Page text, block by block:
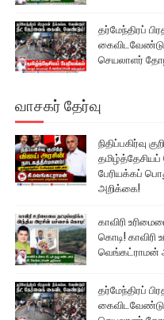
தர்மேந்திரப்
செயலாளர்
வாசகர் தேர்வு
நிதிப்பகிர்வு
பேரியக்கப்
அறிக்கை!
காவிரி
கொடி! காவிரி
வெங்கட்ராமன்
தர்மேந்திரப்